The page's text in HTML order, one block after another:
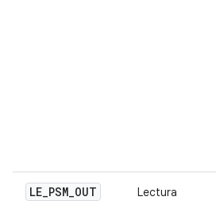
LE_PSM_OUT Lectura